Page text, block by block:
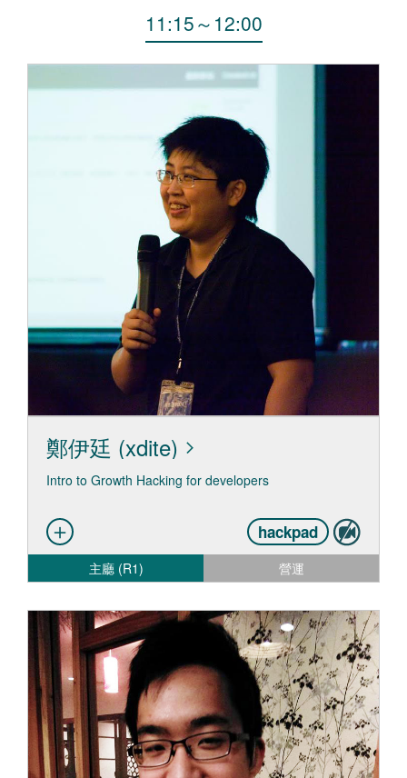
11:15～ 12:00
鄭伊廷 (xdite)
Intro to Growth Hacking for developers
hackpad
主廳 (R1) 營運